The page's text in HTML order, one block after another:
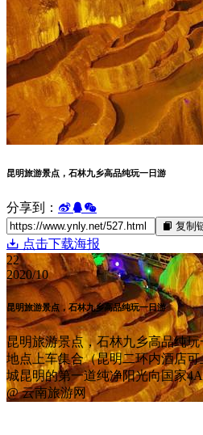
昆明旅游景点，石林九乡高品纯玩一日游
分享到：
复制
点击下载海报
22
2020/10
昆明旅游景点，石林九乡高品纯玩一日游
昆明旅游景点，石林九乡高品纯
地点上车集合（昆明二环内酒店
城昆明的第一道纯净阳光向国家
@ 云南旅游网